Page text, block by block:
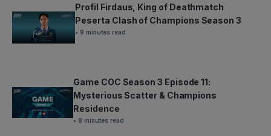
Profil Firdaus, King of Deathmatch
Peserta Clash of Champions Season 3
• 9 minutes read
Game COC Season 3 Episode 11:
Mysterious Scatter & Champions
Residence
• 8 minutes read